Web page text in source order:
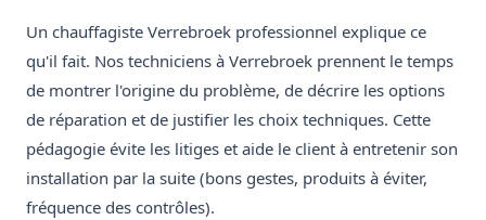
Un chauffagiste Verrebroek professionnel explique ce
qu'il fait. Nos techniciens à Verrebroek prennent le temps
de montrer l'origine du problème, de décrire les options
de réparation et de justifier les choix techniques. Cette
pédagogie évite les litiges et aide le client à entretenir son
installation par la suite (bons gestes, produits à éviter,
fréquence des contrôles).